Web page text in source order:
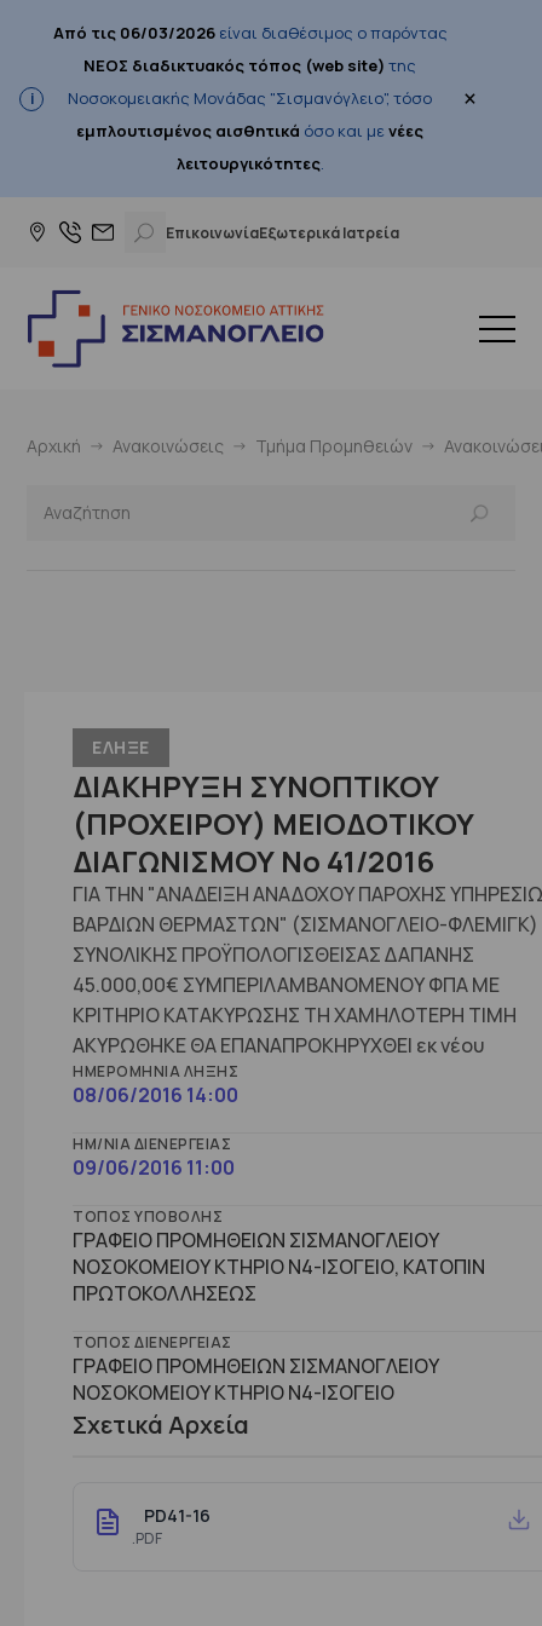
Από τις 06/03/2026είναι διαθέσιμος ο παρόντας
ΝΕΟΣ διαδικτυακός τόπος (web site) της
Νοσοκομειακής Μονάδας "Σισμανόγλειο", τόσο
εμπλουτισμένος αισθητικά όσο και μενέες
λειτουργικότητες.
×
ΕπικοινωνίαΕξωτερικά Ιατρεία
Αρχική Ανακοινώσεις Τμήμα Προμηθειών
ΕΛΗΞΕ
ΔΙΑΚΗΡΥΞΗ ΣΥΝΟΠΤΙΚΟΥ
(ΠΡΟΧΕΙΡΟΥ) ΜΕΙΟΔΟΤΙΚΟΥ
ΔΙΑΓΩΝΙΣΜΟΥ Νο 41/2016
ΓΙΑ ΤΗΝ "ΑΝΑΔΕΙΞΗ ΑΝΑΔΟΧΟΥ ΠΑΡΟΧΗΣ
ΒΑΡΔΙΩΝ ΘΕΡΜΑΣΤΩΝ" (ΣΙΣΜΑΝΟΓΛΕΙΟ-ΦΛΕΜΙΓΚ)
ΣΥΝΟΛΙΚΗΣ ΠΡΟΫΠΟΛΟΓΙΣΘΕΙΣΑΣ ΔΑΠΑΝΗΣ
45.000,00€ ΣΥΜΠΕΡΙΛΑΜΒΑΝΟΜΕΝΟΥ ΦΠΑ ΜΕ
ΚΡΙΤΗΡΙΟ ΚΑΤΑΚΥΡΩΣΗΣ ΤΗ ΧΑΜΗΛΟΤΕΡΗ ΤΙΜΗ
AKYΡΩΘΗΚΕ ΘΑ ΕΠΑΝΑΠΡΟΚΗΡΥΧΘΕΙ εκ νέου
ΗΜΕΡΟΜΗΝΊΑ ΛΉΞΗΣ
08/06/2016 14:00
ΗΜ/ΝΊΑ ΔΙΕΝΈΡΓΕΙΑΣ
09/06/2016 11:00
ΤΌΠΟΣ ΥΠΟΒΟΛΉΣ
ΓΡΑΦΕΙΟ ΠΡΟΜΗΘΕΙΩΝ ΣΙΣΜΑΝΟΓΛΕΙΟΥ
ΝΟΣΟΚΟΜΕΙΟΥ ΚΤΗΡΙΟ Ν4-ΙΣΟΓΕΙΟ, ΚΑΤΟΠΙΝ
ΠΡΩΤΟΚΟΛΛΗΣΕΩΣ
ΤΌΠΟΣ ΔΙΕΝΈΡΓΕΙΑΣ
ΓΡΑΦΕΙΟ ΠΡΟΜΗΘΕΙΩΝ ΣΙΣΜΑΝΟΓΛΕΙΟΥ
ΝΟΣΟΚΟΜΕΙΟΥ ΚΤHΡΙΟ Ν4-ΙΣΟΓΕΙΟ
Σχετικά Αρχεία
PD41-16
.PDF